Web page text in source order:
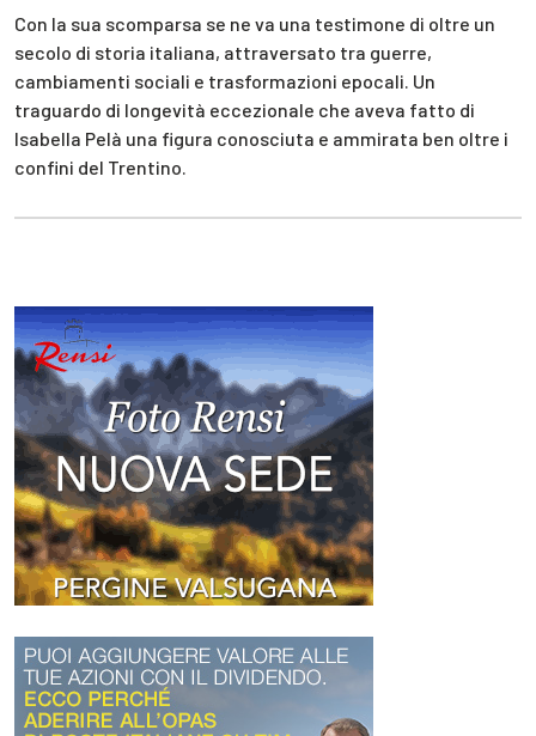
Con la sua scomparsa se ne va una testimone di oltre un
secolo di storia italiana, attraversato tra guerre,
cambiamenti sociali e trasformazioni epocali. Un
traguardo di longevità eccezionale che aveva fatto di
Isabella Pelà una figura conosciuta e ammirata ben oltre i
confini del Trentino.